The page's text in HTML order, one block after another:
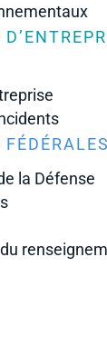
la Défense